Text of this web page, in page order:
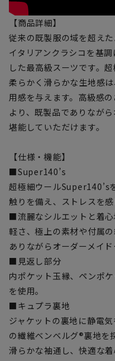
【商品詳細】
従来の既製服の域を超え
イタリアンクラシコを基
した最高級スーツです。
柔らかく滑らかな生地感
用感を与えます。高級感
より、既製品でありなが
堪能していただけます。
【仕様・機能】
■Super140’s
超極細ウールSuper140’s
触りを備え、ストレスを
■流麗なシルエットと着心
軽さ、極上の素材や付属
ありながらオーダーメイド
■見返し部分
内ポケット玉縁、ペンポ
を使用。
■キュプラ裏地
ジャケットの裏地に静電
の繊維ベンベルグ®裏地を
滑らかな袖通し、快適な着